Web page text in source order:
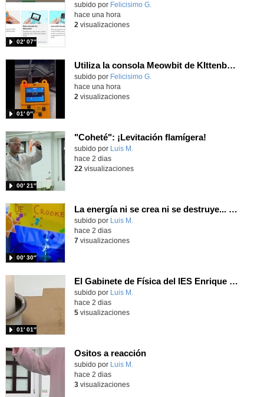
Contenido educativo.
subido por Felicisimo G.
02′ 07″
hace una hora
2 visualizaciones
Utiliza la consola Meowbit de KIttenbot para jugar con tus programas MakeCode Arcade
Contenido educativo.
subido por Felicisimo G.
01′ 0″
hace una hora
2 visualizaciones
"Coheté": ¡Levitación flamígera!
Contenido educativo.
subido por Luis M.
00′ 21″
hace 2 dias
22 visualizaciones
La energía ni se crea ni se destruye... ¡se experimenta! El Tierno en la Feria Madrid es Ciencia 2026
Contenido educativo.
subido por Luis M.
00′ 30″
hace 2 dias
7visualizaciones
El Gabinete de Física del IES Enrique Tierno Galván de Parla (Curso 25-26)
Contenido educativo.
subido por Luis M.
01′ 01″
hace 2 dias
5visualizaciones
Ositos a reacción
Contenido educativo.
subido por Luis M.
hace 2 dias
3visualizaciones